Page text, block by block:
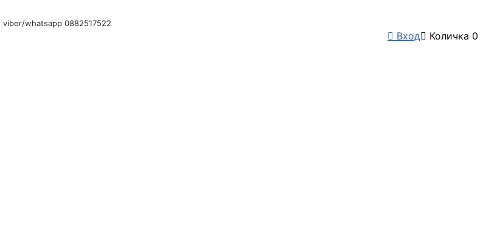
viber/whatsapp 0882517522
 Вход Количка 0